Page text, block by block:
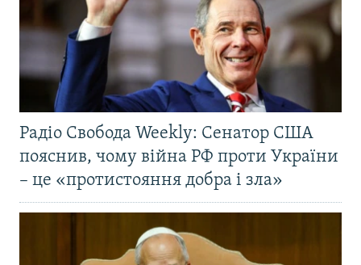
Радіо Свобода Weekly: Сенатор США
пояснив, чому війна РФ проти України
– це «протистояння добра і зла»